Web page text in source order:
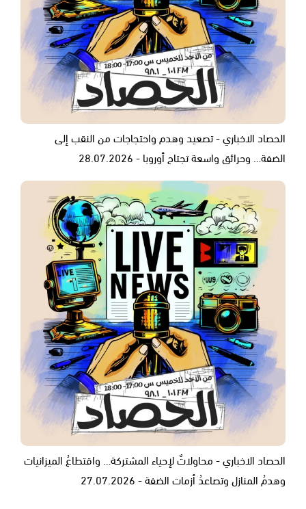
الحصاد الاخباري - تصعيد وهدم واحتجاجات من النقب إلى
الضفة… وحرائق واسعة تجتاح أوروبا - 28.07.2026
الحصاد الاخباري - محاولاتٌ لإحياء المشتركة… واقتطاعُ الميزانيات
وهدمُ المنازل وتصاعدُ أزمات الضفة - 27.07.2026